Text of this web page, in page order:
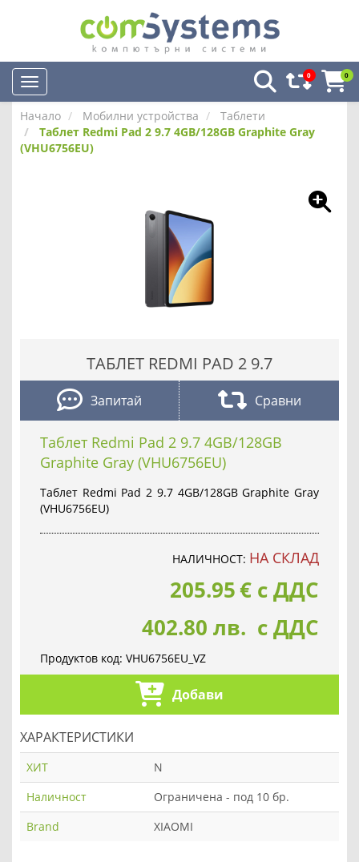
0 0
Начало Мобилни устройства
Таблети
Таблет Redmi Pad 2 9.7 4GB/128GB Graphite Gray
(VHU6756EU)
ТАБЛЕТ REDMI PAD 2 9.7
Запитай Сравни
Таблет Redmi Pad 2 9.7 4GB/128GB
Graphite Gray (VHU6756EU)
Таблет Redmi Pad 2 9.7 4GB/128GB Graphite Gray
(VHU6756EU)
НАЛИЧНОСТ: НА СКЛАД
205.95€ с ДДС
402.80 лв. с ДДС
Продуктов код: VHU6756EU_VZ
Добави
ХАРАКТЕРИСТИКИ
ХИТ
N
Наличност
Ограничена - под 10 бр.
Brand
XIAOMI